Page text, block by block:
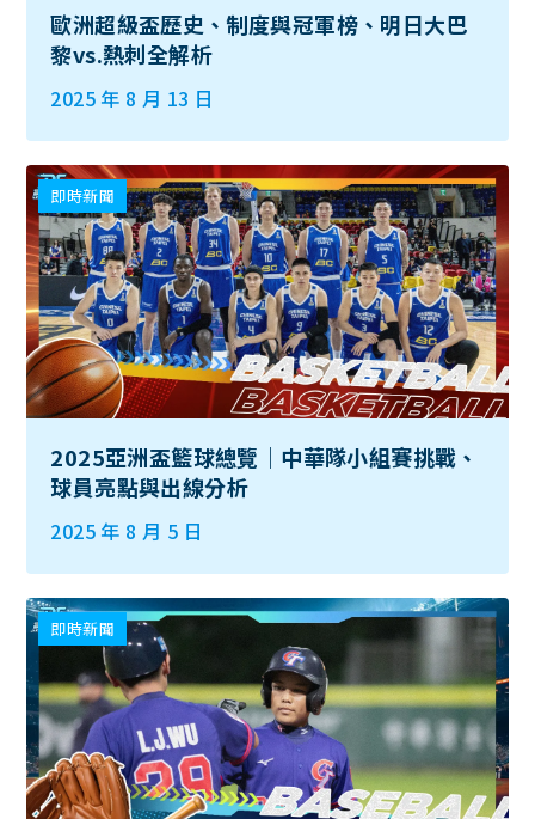
歐洲超級盃歷史、制度與冠軍榜、明日大巴
黎vs.熱刺全解析
2025 年 8 月 13 日
即時新聞
2025亞洲盃籃球總覽｜中華隊小組賽挑戰、
球員亮點與出線分析
2025 年 8 月 5 日
即時新聞